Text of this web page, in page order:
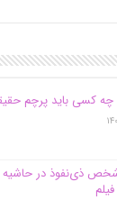
کسی باید پرچم
شخص ذی‌نفوذ در